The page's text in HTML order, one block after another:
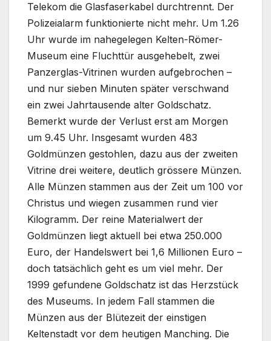
Telekom die Glasfaserkabel durchtrennt. Der
Polizeialarm funktionierte nicht mehr. Um 1.26
Uhr wurde im nahegelegen Kelten-Römer-
Museum eine Fluchttür ausgehebelt, zwei
Panzerglas-Vitrinen wurden aufgebrochen –
und nur sieben Minuten später verschwand
ein zwei Jahrtausende alter Goldschatz.
Bemerkt wurde der Verlust erst am Morgen
um 9.45 Uhr. Insgesamt wurden 483
Goldmünzen gestohlen, dazu aus der zweiten
Vitrine drei weitere, deutlich grössere Münzen.
Alle Münzen stammen aus der Zeit um 100 vor
Christus und wiegen zusammen rund vier
Kilogramm. Der reine Materialwert der
Goldmünzen liegt aktuell bei etwa 250.000
Euro, der Handelswert bei 1,6 Millionen Euro –
doch tatsächlich geht es um viel mehr. Der
1999 gefundene Goldschatz ist das Herzstück
des Museums. In jedem Fall stammen die
Münzen aus der Blütezeit der einstigen
Keltenstadt vor dem heutigen Manching. Die